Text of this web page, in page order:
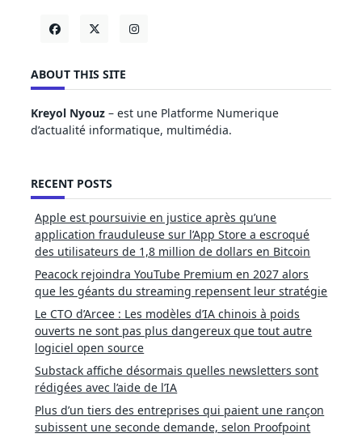
ABOUT THIS SITE
Kreyol Nyouz – est une Platforme Numerique
d’actualité informatique, multimédia.
RECENT POSTS
Apple est poursuivie en justice après qu’une
application frauduleuse sur l’App Store a escroqué
des utilisateurs de 1,8 million de dollars en Bitcoin
Peacock rejoindra YouTube Premium en 2027 alors
que les géants du streaming repensent leur stratégie
Le CTO d’Arcee : Les modèles d’IA chinois à poids
ouverts ne sont pas plus dangereux que tout autre
logiciel open source
Substack affiche désormais quelles newsletters sont
rédigées avec l’aide de l’IA
Plus d’un tiers des entreprises qui paient une rançon
subissent une seconde demande, selon Proofpoint